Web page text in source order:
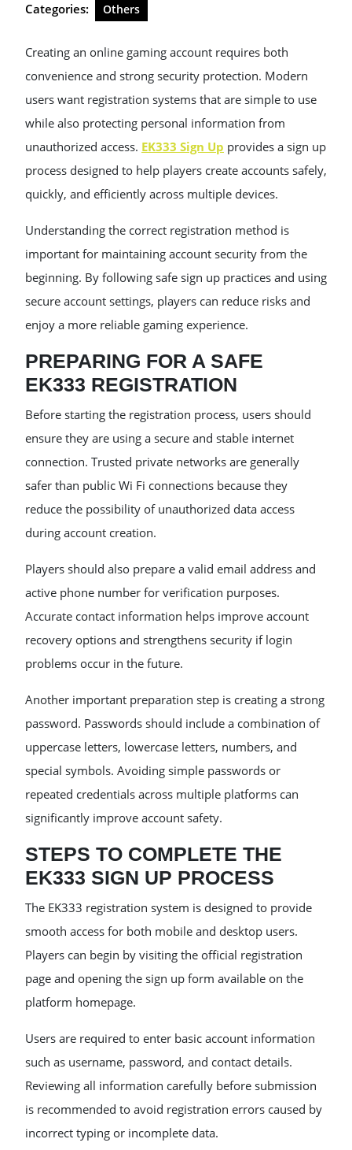
Categories: Others
Creating an online gaming account requires both
convenience and strong security protection. Modern
users want registration systems that are simple to use
while also protecting personal information from
unauthorized access. EK333 Sign Up provides a sign up
process designed to help players create accounts safely,
quickly, and efficiently across multiple devices.
Understanding the correct registration method is
important for maintaining account security from the
beginning. By following safe sign up practices and using
secure account settings, players can reduce risks and
enjoy a more reliable gaming experience.
PREPARING FOR A SAFE
EK333 REGISTRATION
Before starting the registration process, users should
ensure they are using a secure and stable internet
connection. Trusted private networks are generally
safer than public Wi Fi connections because they
reduce the possibility of unauthorized data access
during account creation.
Players should also prepare a valid email address and
active phone number for verification purposes.
Accurate contact information helps improve account
recovery options and strengthens security if login
problems occur in the future.
Another important preparation step is creating a strong
password. Passwords should include a combination of
uppercase letters, lowercase letters, numbers, and
special symbols. Avoiding simple passwords or
repeated credentials across multiple platforms can
significantly improve account safety.
STEPS TO COMPLETE THE
EK333 SIGN UP PROCESS
The EK333 registration system is designed to provide
smooth access for both mobile and desktop users.
Players can begin by visiting the official registration
page and opening the sign up form available on the
platform homepage.
Users are required to enter basic account information
such as username, password, and contact details.
Reviewing all information carefully before submission
is recommended to avoid registration errors caused by
incorrect typing or incomplete data.